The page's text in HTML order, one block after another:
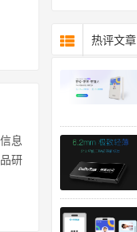
息
研
热评文章